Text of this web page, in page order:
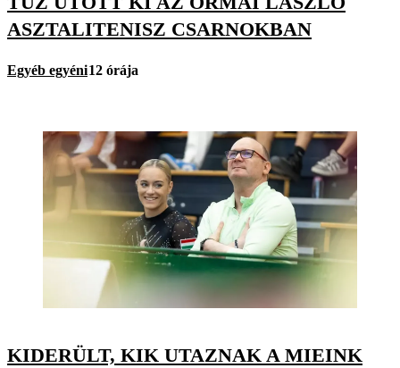
ASZTALITENISZ CSARNOKBAN
Egyéb egyéni12 órája
KIDERÜLT, KIK UTAZNAK A MIEINK